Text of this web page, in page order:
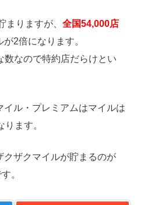
まりますが、 全国54,000店
2倍になります。
数なので特約店だらけとい
イル・プレミアムはマイルは
ります。
クザクマイルが貯まるのが
。